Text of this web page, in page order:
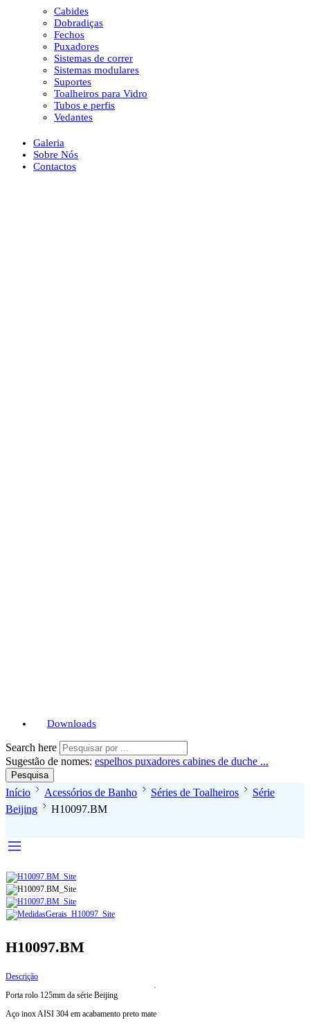
Cabides
Dobradiças
Fechos
Puxadores
Sistemas de correr
Sistemas modulares
Suportes
Toalheiros para Vidro
Tubos e perfis
Vedantes
Galeria
Sobre Nós
Contactos
Downloads
Search here
Sugestão de nomes: espelhos puxadores cabines de duche ...
Pesquisa
Início Acessórios de Banho Séries de Toalheiros
Série
Beijing
H10097.BM
H10097.BM
Descrição
Porta rolo 125mm da série Beijing
Aço inox AISI 304 em acabamento preto mate